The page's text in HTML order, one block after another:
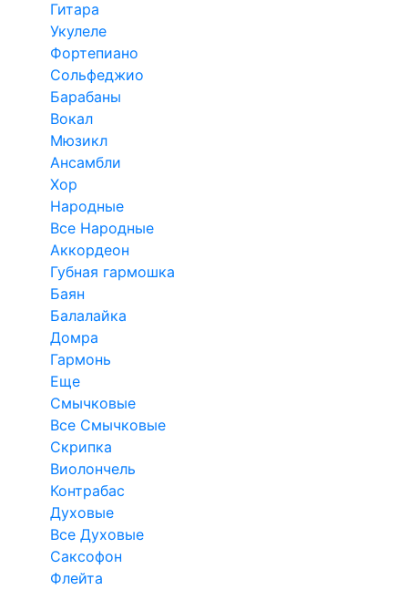
Гитара
Укулеле
Фортепиано
Сольфеджио
Барабаны
Вокал
Мюзикл
Ансамбли
Хор
Народные
Все Народные
Аккордеон
Губная гармошка
Баян
Балалайка
Домра
Гармонь
Еще
Смычковые
Все Смычковые
Скрипка
Виолончель
Контрабас
Духовые
Все Духовые
Саксофон
Флейта